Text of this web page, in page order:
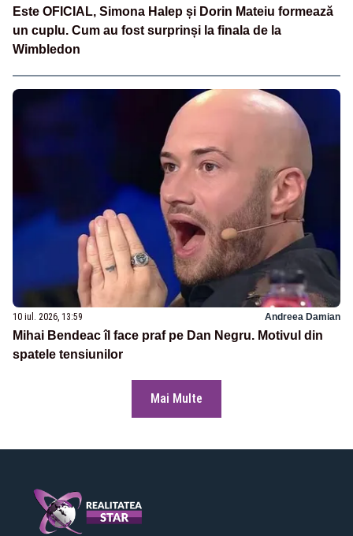
Este OFICIAL, Simona Halep și Dorin Mateiu formează
un cuplu. Cum au fost surprinși la finala de la
Wimbledon
10 iul. 2026, 13:59 Andreea Damian
Mihai Bendeac îl face praf pe Dan Negru. Motivul din
spatele tensiunilor
Mai Multe